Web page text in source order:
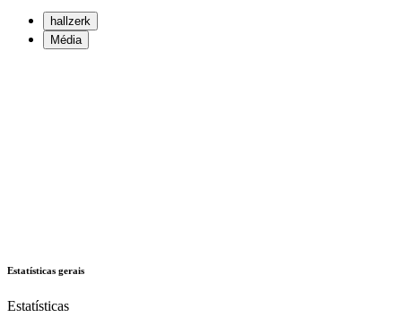
hallzerk
Média
Estatísticas gerais
Estatísticas